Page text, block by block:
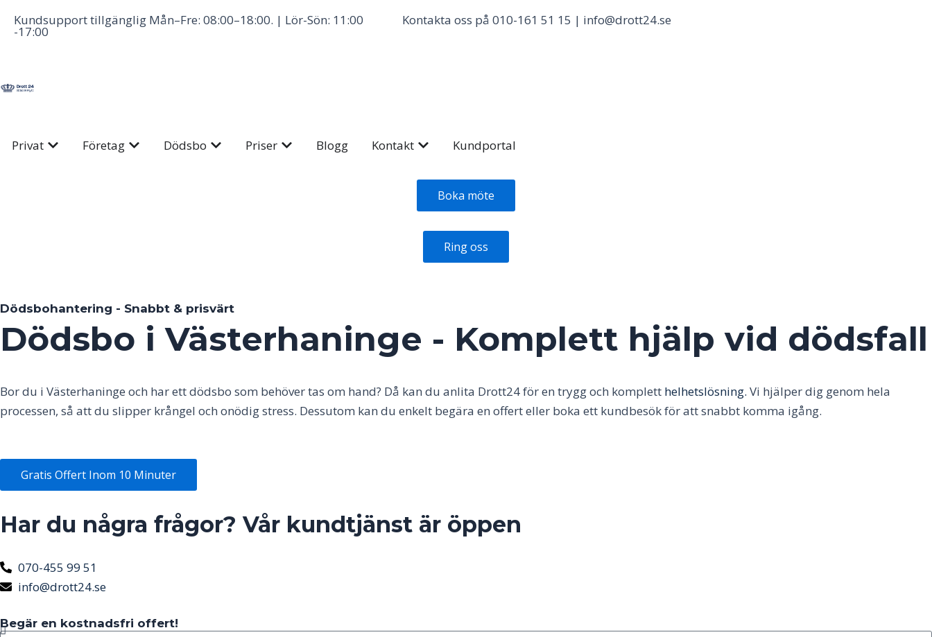
Kundsupport tillgänglig Mån–Fre: 08:00–18:00. | Lör-Sön: 11:00
-17:00
Kontakta oss på 010-161 51 15 | info@drott24.se
Privat Öppna Privat
Företag Öppna Företag
Dödsbo Öppna Dödsbo
Priser Öppna Priser
Blogg Kontakt Öppna Kontakt
Kundportal
Boka möte
Ring oss
Dödsbohantering - Snabbt & prisvärt
Dödsbo i Västerhaninge - Komplett hjälp vid dödsfall
Bor du i Västerhaninge och har ett dödsbo som behöver tas om hand? Då kan du anlita Drott24 för en trygg och komplett helhetslösning. Vi hjälper dig genom hela
processen, så att du slipper krångel och onödig stress. Dessutom kan du enkelt begära en offert eller boka ett kundbesök för att snabbt komma igång.
Gratis Offert Inom 10 Minuter
Har du några frågor? Vår kundtjänst är öppen
070-455 99 51
info@drott24.se
Begär en kostnadsfri offert!